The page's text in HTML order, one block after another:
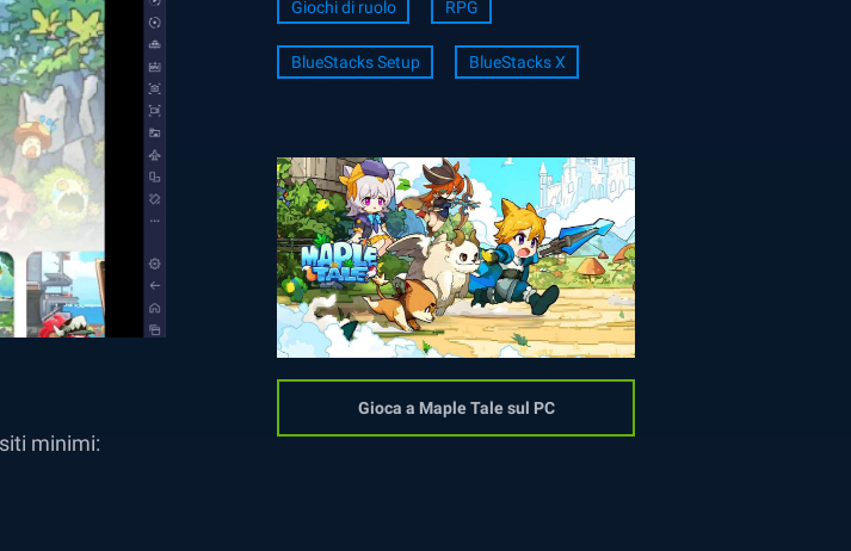
minimi:
Giochi di ruolo RPG
BlueStacks Setup BlueStacks X
Gioca a Maple Tale sul PC